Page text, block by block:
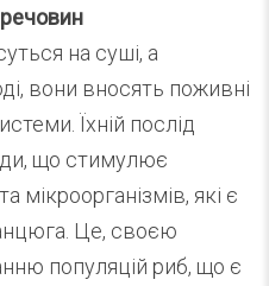
на суші, а
вони вносять поживні
Їхній послід
що стимулює
мікроорганізмів, які є
Це, своєю
популяцій риб, що є